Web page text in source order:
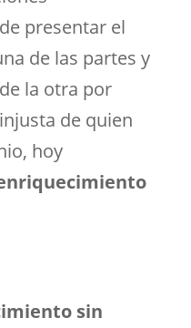
presentar el
de las partes y
la otra por
de quien
hoy
sin